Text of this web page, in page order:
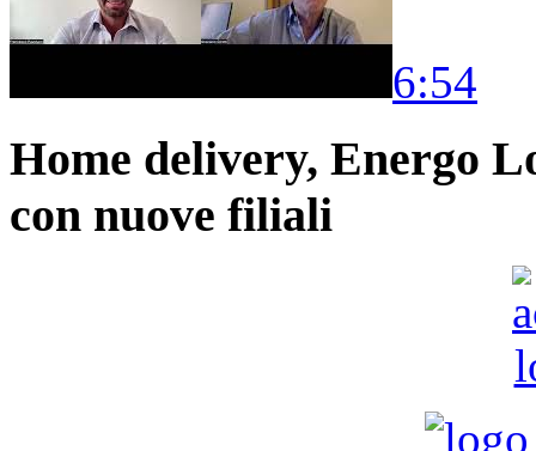
6:54
Home delivery, Energo
con nuove filiali